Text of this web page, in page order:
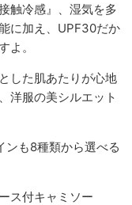
触冷感』、湿気を多
に加え、UPF30だか
よ。
した肌あたりが心地
洋服の美シルエット
ンも8種類から選べる
ス付キャミソー